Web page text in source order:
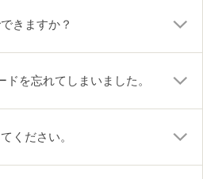
きますか？
を忘れてしまいました。
ください。